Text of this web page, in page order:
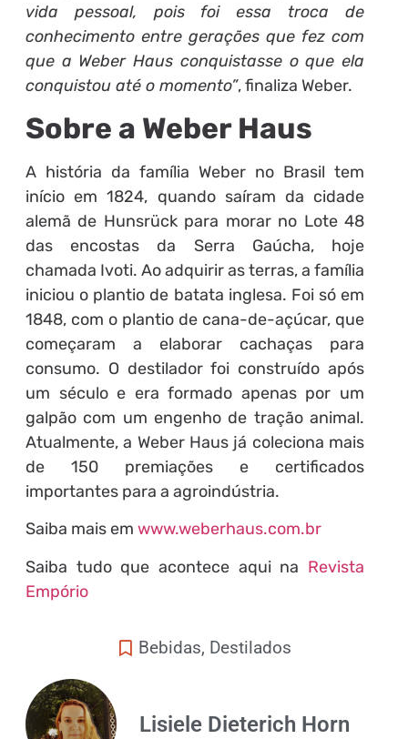
vida pessoal, pois foi essa troca de
conhecimento entre gerações que fez com
que a Weber Haus conquistasse o que ela
conquistou até o momento”, finaliza Weber.
Sobre a Weber Haus
A história da família Weber no Brasil tem
início em 1824, quando saíram da cidade
alemã de Hunsrück para morar no Lote 48
das encostas da Serra Gaúcha, hoje
chamada Ivoti. Ao adquirir as terras, a família
iniciou o plantio de batata inglesa. Foi só em
1848, com o plantio de cana-de-açúcar, que
começaram a elaborar cachaças para
consumo. O destilador foi construído após
um século e era formado apenas por um
galpão com um engenho de tração animal.
Atualmente, a Weber Haus já coleciona mais
de 150 premiações e certificados
importantes para a agroindústria.
Saiba mais em www.weberhaus.com.br
Saiba tudo que acontece aqui na Revista
Empório
Bebidas, Destilados
Lisiele Dieterich Horn